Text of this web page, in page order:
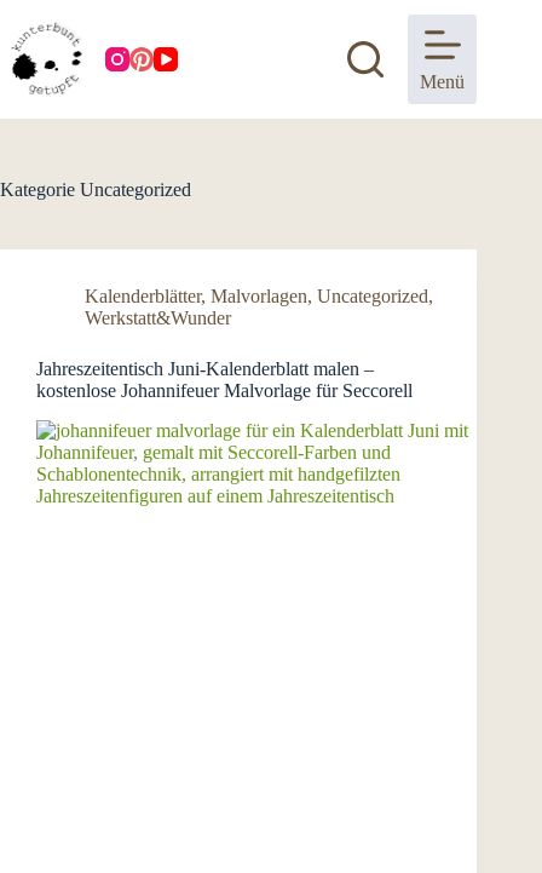
Inhalt
springen
Menü
Kategorie Uncategorized
Kalenderblätter, Malvorlagen, Uncategorized,
Werkstatt&Wunder
Jahreszeitentisch Juni-Kalenderblatt malen –
kostenlose Johannifeuer Malvorlage für Seccorell